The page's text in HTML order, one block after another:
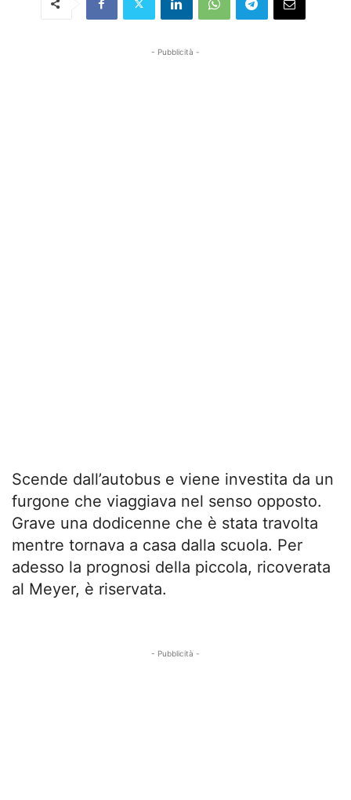
- Pubblicità -
Scende dall’autobus e viene investita da un
furgone che viaggiava nel senso opposto.
Grave una dodicenne che è stata travolta
mentre tornava a casa dalla scuola. Per
adesso la prognosi della piccola, ricoverata
al Meyer, è riservata.
- Pubblicità -